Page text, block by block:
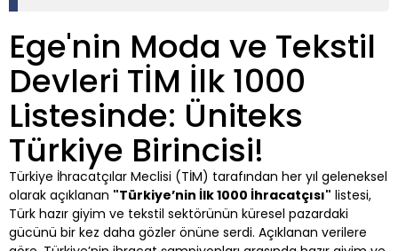
Ege'nin Moda ve Tekstil
Devleri TİM İlk 1000
Listesinde: Üniteks
Türkiye Birincisi!
Türkiye İhracatçılar Meclisi (TİM) tarafından her yıl geleneksel
olarak açıklanan "Türkiye’nin İlk 1000 İhracatçısı" listesi,
Türk hazır giyim ve tekstil sektörünün küresel pazardaki
gücünü bir kez daha gözler önüne serdi. Açıklanan verilere